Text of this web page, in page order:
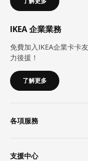
IKEA 企業業務
免費加入IKEA企業卡卡
力後援！
了解更多
各項服務
支援中心